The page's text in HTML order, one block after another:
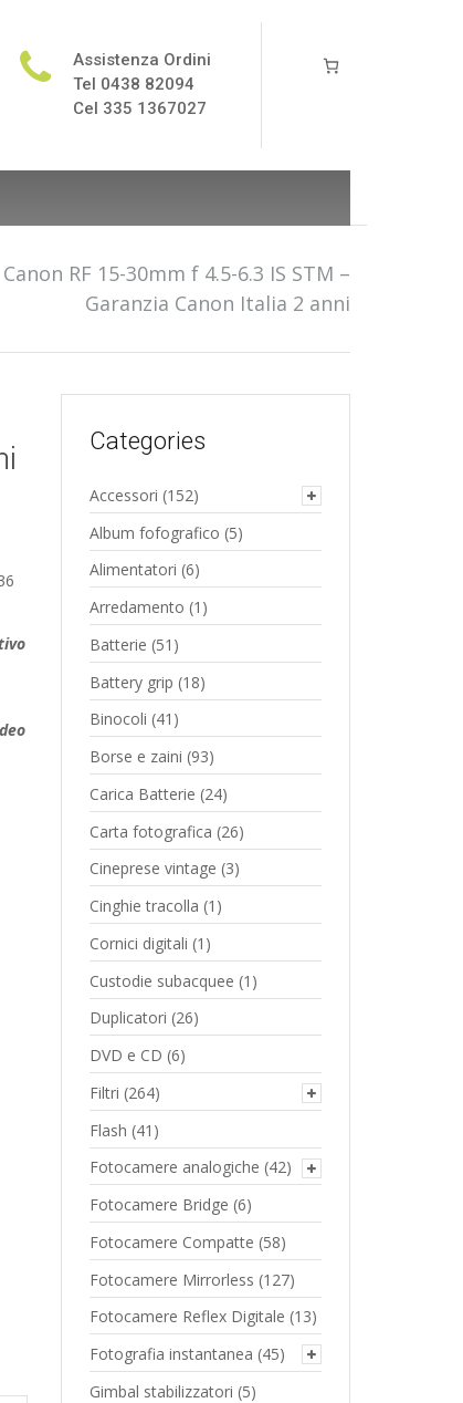
Assistenza Ordini
Tel 0438 82094
Cel 335 1367027
Canon RF 15-30mm f 4.5-6.3 IS STM –
Garanzia Canon Italia 2 anni
Categories
Accessori (152)
Album fofografico (5)
Alimentatori (6)
Arredamento (1)
Batterie (51)
Battery grip (18)
Binocoli (41)
Borse e zaini (93)
Carica Batterie (24)
Carta fotografica (26)
Cineprese vintage (3)
Cinghie tracolla (1)
Cornici digitali (1)
Custodie subacquee (1)
Duplicatori (26)
DVD e CD (6)
Filtri (264)
Flash (41)
Fotocamere analogiche (42)
Fotocamere Bridge (6)
Fotocamere Compatte (58)
Fotocamere Mirrorless (127)
Fotocamere Reflex Digitale (13)
Fotografia instantanea (45)
Gimbal stabilizzatori (5)